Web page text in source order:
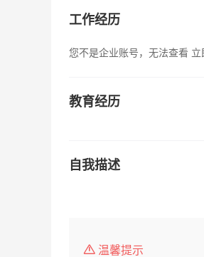
工作经历
您不是企业账号，无法查看 立
教育经历
自我描述
温馨提示